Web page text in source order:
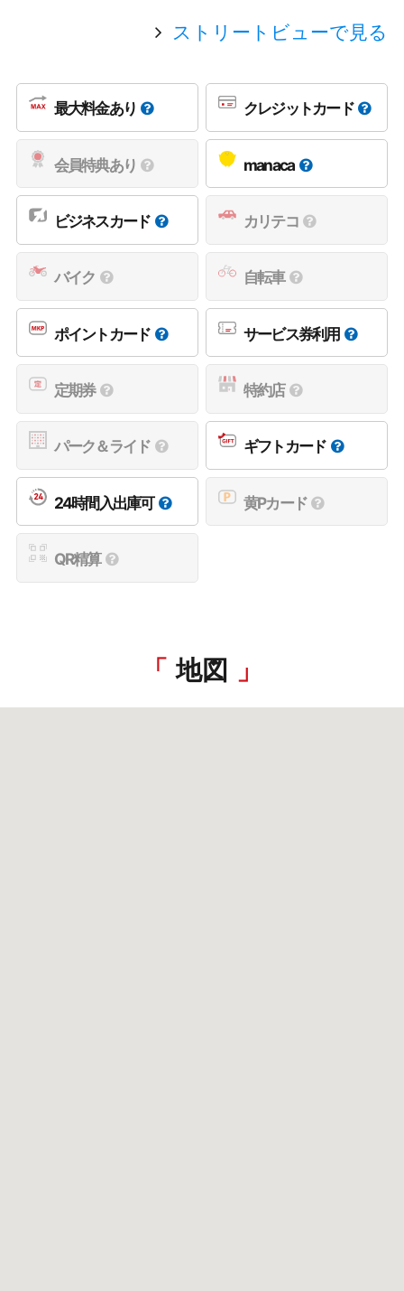
ストリートビューで見る
最大料金あり クレジットカード
会員特典あり manaca
ビジネスカード カリテコ
バイク 自転車
ポイントカード サービス券利用
定期券 特約店
パーク＆ライド ギフトカード
24時間入出庫可 黄Pカード
QR精算
地図